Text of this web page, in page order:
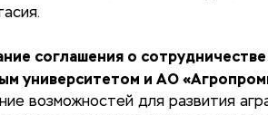
соглашения о
университетом и АО
возможностей для развития